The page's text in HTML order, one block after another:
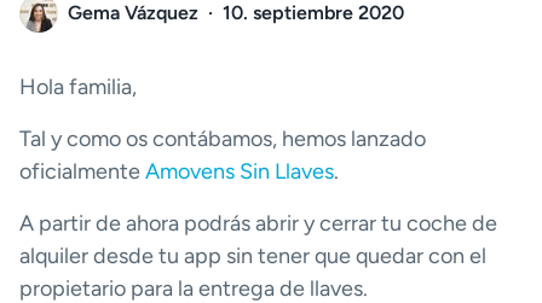
Gema Vázquez · 10. septiembre 2020
Hola familia,
Tal y como os contábamos, hemos lanzado
oficialmenteAmovens Sin Llaves.
A partir de ahora podrás abrir y cerrar tu coche de
alquiler desde tu app sin tener que quedar con el
propietario para la entrega de llaves.